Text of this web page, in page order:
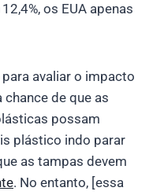
os EUA apenas
avaliar o impacto
de que as
possam
plástico indo parar
as tampas devem
. No entanto, [essa